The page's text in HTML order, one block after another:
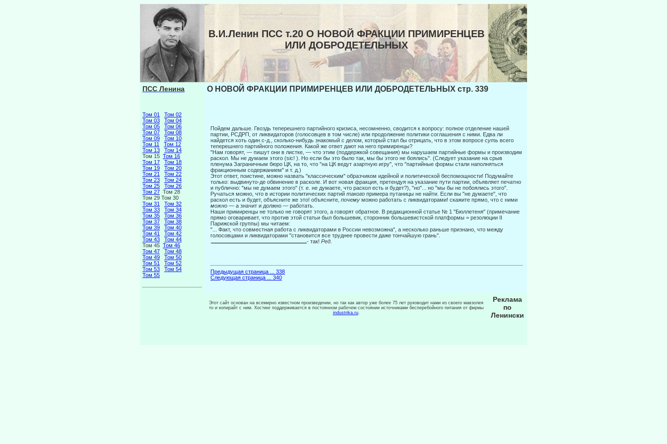
В.И.Ленин ПСС т.20 О НОВОЙ ФРАКЦИИ ПРИМИРЕНЦЕВ
ИЛИ ДОБРОДЕТЕЛЬНЫХ
ПСС Ленина
Том 01
Том 02
Том 03
Том 04
Том 05
Том 06
Том 07
Том 08
Том 09
Том 10
Том 11
Том 12
Том 13
Том 14
Том 15 Том 16
Том 17
Том 18
Том 19
Том 20
Том 21
Том 22
Том 23
Том 24
Том 25
Том 26
Том 27 Том 28
Том 29 Том 30
Том 31
Том 32
Том 33
Том 34
Том 35
Том 36
Том 37
Том 38
Том 39
Том 40
Том 41
Том 42
Том 43
Том 44
Том 45 Том 46
Том 47
Том 48
Том 49
Том 50
Том 51
Том 52
Том 53
Том 54
Том 55
О НОВОЙ ФРАКЦИИ ПРИМИРЕНЦЕВ ИЛИ ДОБРОДЕТЕЛЬНЫХ стр. 339
Пойдем дальше. Гвоздь теперешнего партийного кризиса, несомненно, сводится к вопросу: полное отделение нашей
партии, РСДРП, от ликвидаторов (голосовцев в том числе) или продолжение политики соглашения с ними. Едва ли
найдется хоть один с-д., сколько-нибудь знакомый с делом, который стал бы отрицать, что в этом вопросе суть всего
теперешнего партийного положения. Какой же ответ дают на него прими­ренцы?
"Нам говорят, — пишут они в листке, — что этим (поддержкой совещания) мы на­рушаем партийные формы и производим
раскол. Мы не думаем этого (sic! ). Но если бы это было так, мы бы этого не боялись". (Следует указание на срыв
пленума Загра­ничным бюро ЦК, на то, что "на ЦК ведут азартную игру", что "партийные формы ста­ли наполняться
фракционным содержанием" и т. д.)
Этот ответ, поистине, можно назвать "классическим" образчиком идейной и поли­тической беспомощности! Подумайте
только: выдвинуто-де обвинение в расколе. И вот новая фракция, претендуя на указание пути партии, объявляет печатно
и публично: "мы не думаем этого" (т. е. не думаете, что раскол есть и будет?), "но"... но "мы бы не побоялись этого".
Ручаться можно, что в истории политических партий такого примера путаницы не найти. Если вы "не думаете", что
раскол есть и будет, объясните же это! объясните, по­чему можно работать с ликвидаторами! скажите прямо, что с ними
можно — а значит и должно — работать.
Наши примиренцы не только не говорят этого, а говорят обратное. В редакционной статье № 1 "Бюллетеня" (примечание
прямо оговаривает, что против этой статьи был большевик, сторонник большевистской платформы = резолюции II
Парижской группы) мы читаем:
"... Факт, что совместная работа с ликвидаторами в России невозможна", а несколь­ко раньше признано, что между
голосовцами и ликвидаторами "становится все труднее провести даже тончайшую грань".
- так! Ред.
Предыдущая страница ... 338
Следующая страница ... 340
Этот сайт основан на всемирно известном произведении, но так как автор уже более 75 лет руководит нами из своего мавзолея
то и копирайт с ним. Хостинг поддерживается в постоянном рабочем состоянии источниками бесперебойного питания от фирмы
industrika.ru.
Реклама
по
Ленински